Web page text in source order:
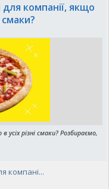
компанії, якщо
смаки?
усіх різні смаки? Розбираємо,
компані...